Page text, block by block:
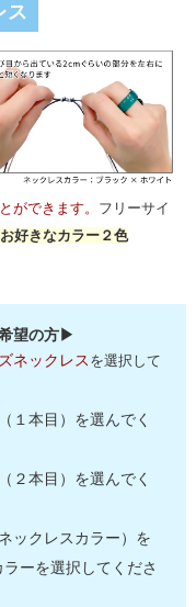
ス
ができます。 フリーサイ
お好きなカラー２色
望の方▶
ネックレスを選択して
（１本目）を選んでく
（２本目）を選んでく
ックレスカラー）を
ーを選択してくださ